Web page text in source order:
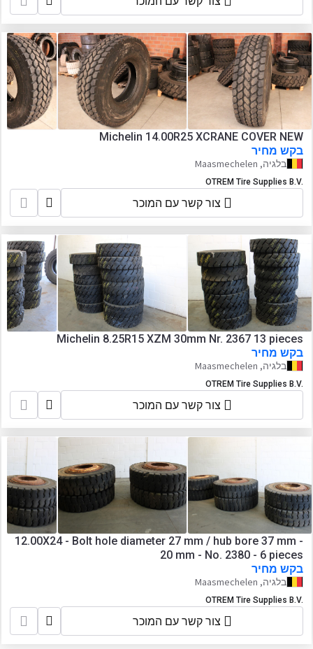
Michelin 14.00R25 XCRANE COVER NEW
בקש מחיר
בלגיה, Maasmechelen
OTREM Tire Supplies B.V.
צור קשר עם המוכר
Michelin 8.25R15 XZM 30mm Nr. 2367 13 pieces
בקש מחיר
בלגיה, Maasmechelen
OTREM Tire Supplies B.V.
צור קשר עם המוכר
12.00X24 - Bolt hole diameter 27 mm / hub bore 37 mm -
20 mm - No. 2380 - 6 pieces
בקש מחיר
בלגיה, Maasmechelen
OTREM Tire Supplies B.V.
צור קשר עם המוכר